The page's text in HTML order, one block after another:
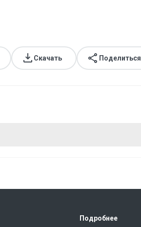
Скачать Поделиться
Подробнее